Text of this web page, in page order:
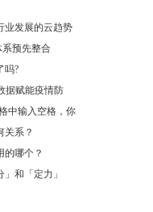
业发展的云趋势
预先整合
吗?
据赋能疫情防
中输入空格，你
关系？
的哪个？
和「定力」